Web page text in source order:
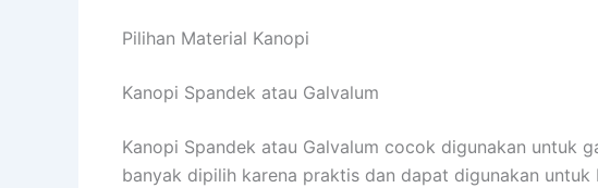
Pilihan Material Kanopi
Kanopi Spandek atau Galvalum
Kanopi Spandek atau Galvalum cocok digunakan untuk
banyak dipilih karena praktis dan dapat digunakan untuk